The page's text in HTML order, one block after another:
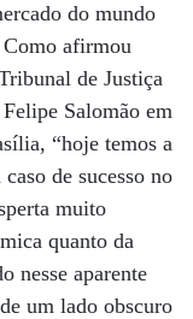
do mundo
Como afirmou
de Justiça
Salomão em
“hoje temos a
de sucesso no
muito
quanto da
nesse aparente
um lado obscuro